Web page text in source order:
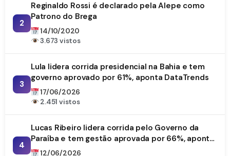
2
Reginaldo Rossi é declarado pela Alepe como
Patrono do Brega
14/10/2020
3.673 vistos
3
Lula lidera corrida presidencial na Bahia e tem
governo aprovado por 61%, aponta DataTrends
17/06/2026
2.451 vistos
4
Lucas Ribeiro lidera corrida pelo Governo da
Paraíba e tem gestão aprovada por 66%, aponta
DataTrends
12/06/2026